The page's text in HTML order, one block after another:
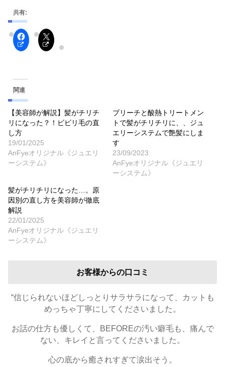
共有:
関連
【美容師が解説】髪がチリチ
リになった？！ビビリ毛の直
し方
19/01/2025
AnFyeオリジナル《ジュエリ
ーシステム》
ブリーチと酸熱トリートメン
トで髪がチリチリに、、ジュ
エリーシステムで艶髪にしま
す
23/09/2023
AnFyeオリジナル《ジュエリ
ーシステム》
髪がチリチリになった…。原
因別の直し方を美容師が徹底
解説
22/01/2025
AnFyeオリジナル《ジュエリ
ーシステム》
お客様からの口コミ
“信じられないほどしっとりサラサラになって、カットも
めっちゃ丁寧にしてくださいました。
お話の仕方も優しくて、BEFOREの汚い癖毛も、痛んで
ない、キレイと言ってくださいました。
心の底から癒されすぎて涙出そう。